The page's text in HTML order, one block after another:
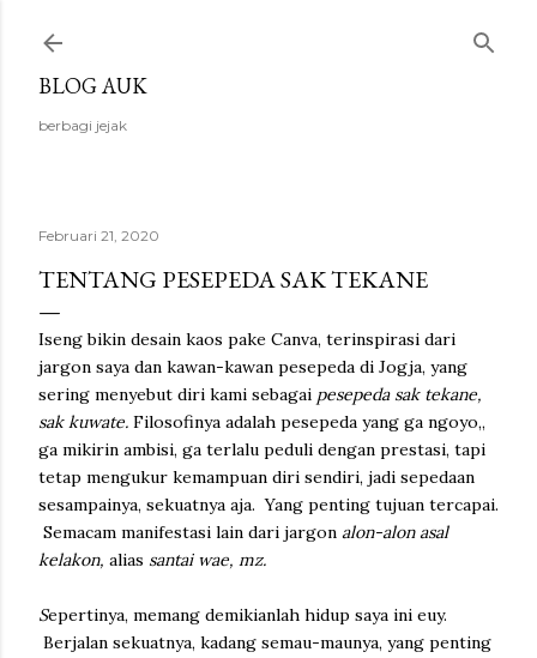
BLOG AUK
berbagi jejak
Februari 21, 2020
TENTANG PESEPEDA SAK TEKANE
Iseng bikin desain kaos pake Canva, terinspirasi dari
jargon saya dan kawan-kawan pesepeda di Jogja, yang
sering menyebut diri kami sebagai pesepeda sak tekane,
sak kuwate. Filosofinya adalah pesepeda yang ga ngoyo,,
ga mikirin ambisi, ga terlalu peduli dengan prestasi, tapi
tetap mengukur kemampuan diri sendiri, jadi sepedaan
sesampainya, sekuatnya aja. Yang penting tujuan tercapai.
Semacam manifestasi lain dari jargon alon-alon asal
kelakon, alias santai wae, mz.
Sepertinya, memang demikianlah hidup saya ini euy.
Berjalan sekuatnya, kadang semau-maunya, yang penting